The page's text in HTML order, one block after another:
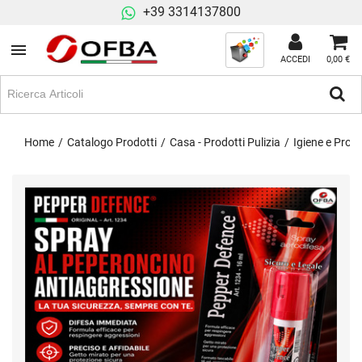
+39 3314137800
ACCEDI 0,00 €
Home Catalogo Prodotti Casa - Prodotti Pulizia Igiene e